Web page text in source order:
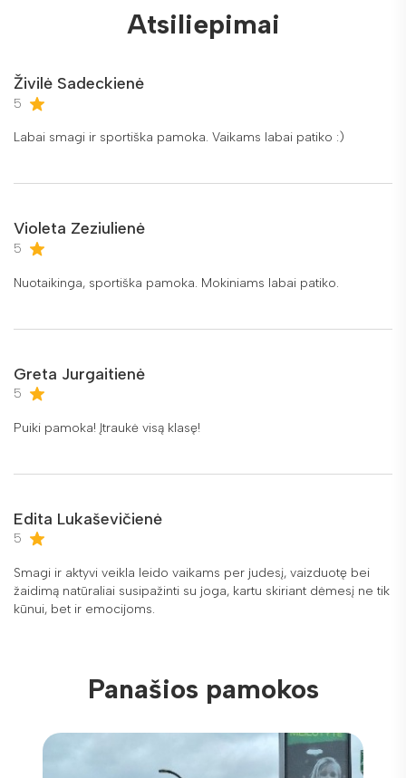
Atsiliepimai
Živilė Sadeckienė
5
Labai smagi ir sportiška pamoka. Vaikams labai patiko :)
Violeta Zeziulienė
5
Nuotaikinga, sportiška pamoka. Mokiniams labai patiko.
Greta Jurgaitienė
5
Puiki pamoka! Įtraukė visą klasę!
Edita Lukaševičienė
5
Smagi ir aktyvi veikla leido vaikams per judesį, vaizduotę bei
žaidimą natūraliai susipažinti su joga, kartu skiriant dėmesį ne tik
kūnui, bet ir emocijoms.
Panašios pamokos